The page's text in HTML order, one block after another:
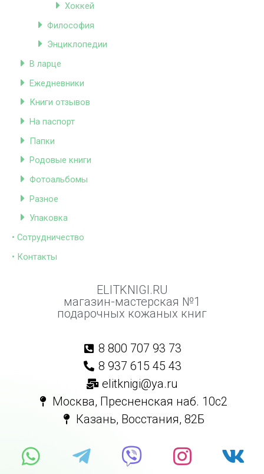
Хоккей
Философия
Энциклопедии
В ларце
Ежедневники
Книги отзывов
На паспорт
Папки
Родовые книги
Фотоальбомы
Разное
Упаковка
• Сотрудничество
• Контакты
ELITKNIGI.RU
магазин-мастерская №1
подарочных кожаных книг
8 800 707 93 73
8 937 615 45 43
elitknigi@ya.ru
Москва, Пресненская наб. 10с2
Казань, Восстания, 82Б